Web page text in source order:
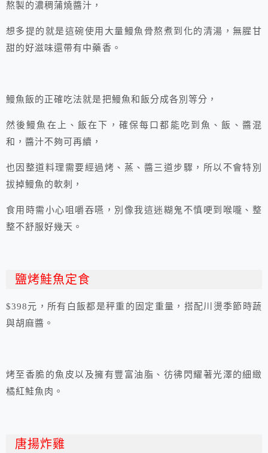
熬製的濃稠蒲燒醬汁，
想多提的就是這碗使用大量鰻魚骨熬煮到化的清湯，無腥甘
甜的好滋味還帶有中藥香。
鰻魚飯的正確吃法就是把鰻魚和飯分成各別等分，
然後鰻魚在上、飯在下，確保每口都能吃到魚、飯、醬混
和，醬汁不夠可再續，
也因整道料理需要經過烤、蒸、醬三道步驟，所以不會特別
拔掉鰻魚的軟刺，
食用時需小心咀嚼吞嚥，別像我這迷糊鬼不慎哽到喉嚨、整
整不舒服好幾天。
鹽烤鮭魚定食
$398元，所有白飯都是秤重的固定重量，搭配川燙季節時蔬
與胡麻醬。
烤至香脆的魚皮以及擁有豐富油脂、彷彿閃耀著光澤的細緻
橘紅鮭魚肉。
唐揚炸雞